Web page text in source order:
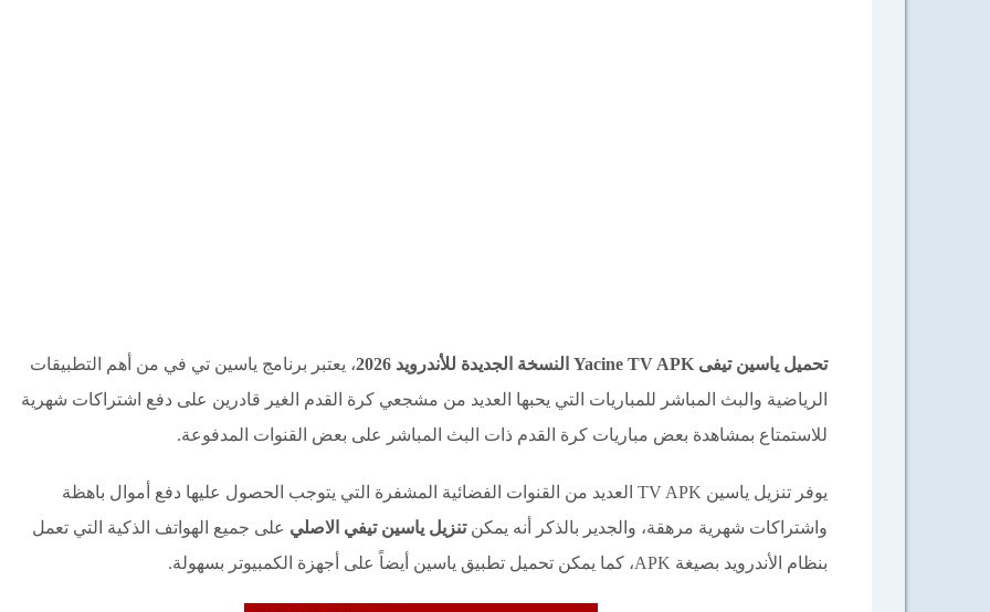
تحميل ياسين تيفى Yacine TV APK النسخة الجديدة للأندرويد 2026
، يعتبر برنامج ياسين تي في من أهم التطبيقات
الرياضية والبث المباشر للمباريات التي يحبها العديد من مشجعي كرة القدم الغير قادرين على دفع اشتراكات شهرية
للاستمتاع بمشاهدة بعض مباريات كرة القدم ذات البث المباشر على بعض القنوات المدفوعة.
يوفر تنزيل ياسين TV APK العديد من القنوات الفضائية المشفرة التي يتوجب الحصول عليها دفع أموال باهظة
واشتراكات شهرية مرهقة، والجدير بالذكر أنه يمكنتنزيل ياسين تيفي الاصلي على جميع الهواتف الذكية التي تعمل
بنظام الأندرويد بصيغة APK، كما يمكن تحميل تطبيق ياسين أيضاً على أجهزة الكمبيوتر بسهولة.